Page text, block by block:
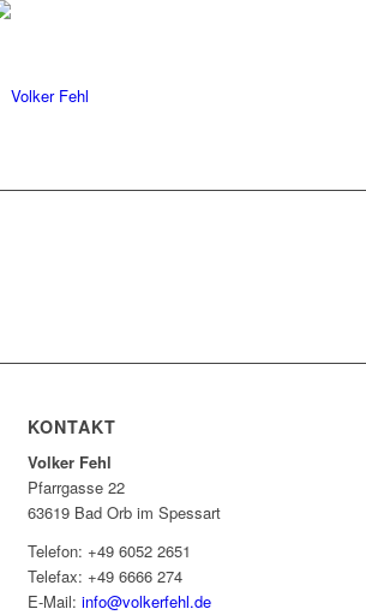
KONTAKT
Volker Fehl
Pfarrgasse 22
63619 Bad Orb im Spessart
Telefon: +49 6052 2651
Telefax: +49 6666 274
E-Mail: info@volkerfehl.de